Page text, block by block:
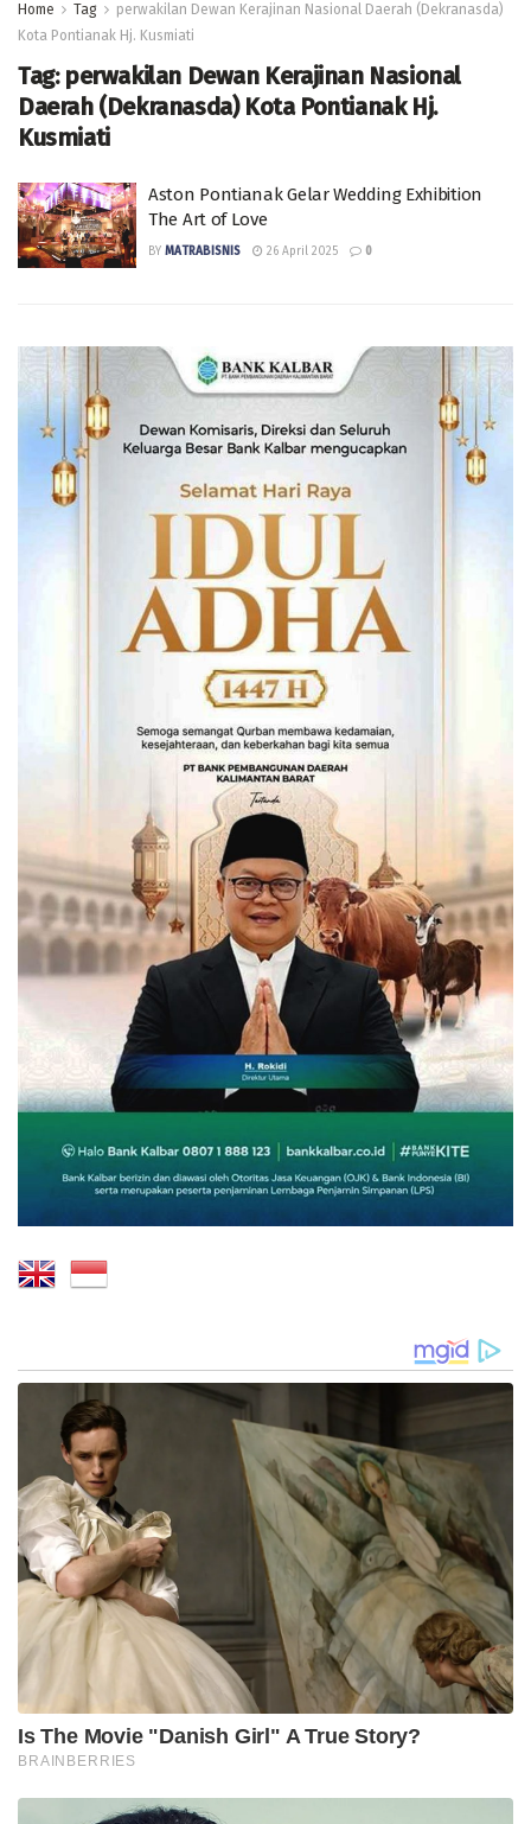
Home Tag
perwakilan Dewan Kerajinan Nasional Daerah (Dekranasda)
Kota Pontianak Hj. Kusmiati
Tag: perwakilan Dewan Kerajinan Nasional
Daerah (Dekranasda) Kota Pontianak Hj.
Kusmiati
Aston Pontianak Gelar Wedding Exhibition
The Art of Love
BY MATRABISNIS 26 April 2025 0